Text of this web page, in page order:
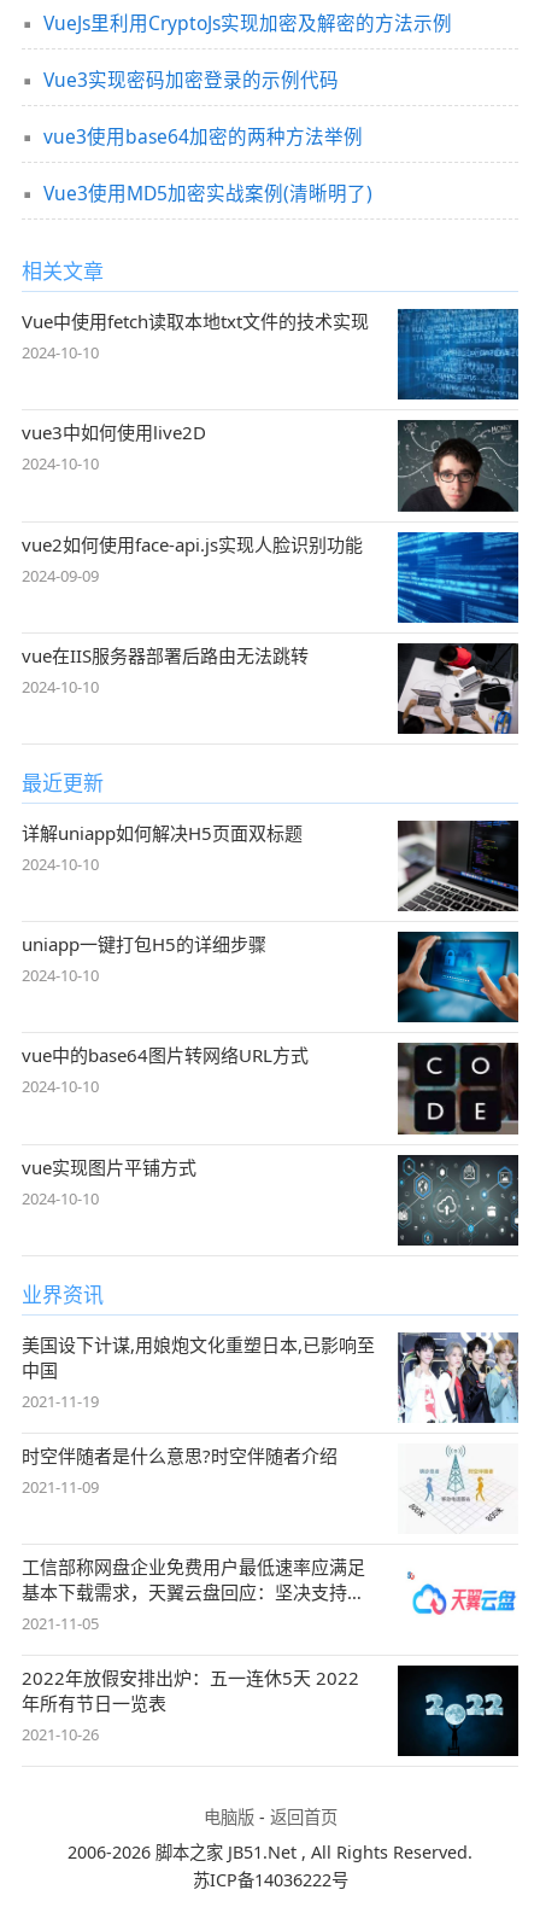
VueJs里利用CryptoJs实现加密及解密的方法示例
Vue3实现密码加密登录的示例代码
vue3使用base64加密的两种方法举例
Vue3使用MD5加密实战案例(清晰明了)
相关文章
Vue中使用fetch读取本地txt文件的技术实现
2024-10-10
vue3中如何使用live2D
2024-10-10
vue2如何使用face-api.js实现人脸识别功能
2024-09-09
vue在IIS服务器部署后路由无法跳转
2024-10-10
最近更新
详解uniapp如何解决H5页面双标题
2024-10-10
uniapp一键打包H5的详细步骤
2024-10-10
vue中的base64图片转网络URL方式
2024-10-10
vue实现图片平铺方式
2024-10-10
业界资讯
美国设下计谋,用娘炮文化重塑日本,已影响至
中国
2021-11-19
时空伴随者是什么意思?时空伴随者介绍
2021-11-09
工信部称网盘企业免费用户最低速率应满足
基本下载需求，天翼云盘回应：坚决支持，
始终
2021-11-05
2022年放假安排出炉：五一连休5天 2022
年所有节日一览表
2021-10-26
电脑版- 返回首页
2006-2026 脚本之家 JB51.Net , All Rights Reserved.
苏ICP备14036222号